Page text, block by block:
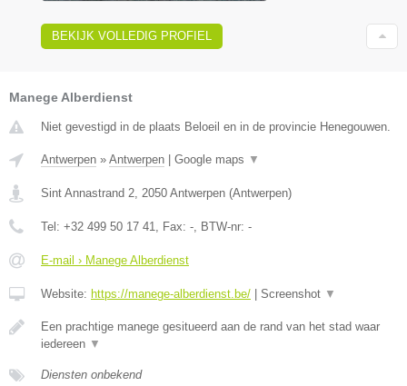
BEKIJK VOLLEDIG PROFIEL
Manege Alberdienst
Niet gevestigd in de plaats Beloeil en in de provincie Henegouwen.
Antwerpen » Antwerpen Google maps ▼
Sint Annastrand 2, 2050 Antwerpen (Antwerpen)
Tel: +32 499 50 17 41, Fax: -, BTW-nr: -
E-mail › Manege Alberdienst
Website: https://manege-alberdienst.be/ Screenshot ▼
Een prachtige manege gesitueerd aan de rand van het stad waar
iedereen ▼
Diensten onbekend